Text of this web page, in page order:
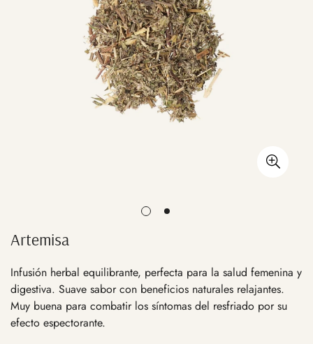
Artemisa
Infusión herbal equilibrante, perfecta para la salud femenina y
digestiva. Suave sabor con beneficios naturales relajantes.
Muy buena para combatir los síntomas del resfriado por su
efecto espectorante.